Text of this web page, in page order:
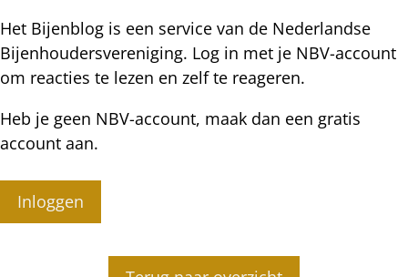
Het Bijenblog is een service van de Nederlandse
Bijenhoudersvereniging. Log in met je NBV-account
om reacties te lezen en zelf te reageren.
Heb je geen NBV-account, maak dan een gratis
account aan.
Inloggen